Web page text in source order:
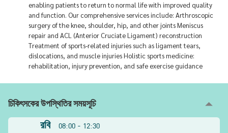
enabling patients to return to normal life with improved quality
and function. Our comprehensive services include: Arthroscopic
surgery of the knee, shoulder, hip, and other joints Meniscus
repair and ACL (Anterior Cruciate Ligament) reconstruction
Treatment of sports-related injuries such as ligament tears,
dislocations, and muscle injuries Holistic sports medicine:
rehabilitation, injury prevention, and safe exercise guidance
চিকিৎসকের উপস্থিতির সময়সূচি
রবি
08:00 - 12:30